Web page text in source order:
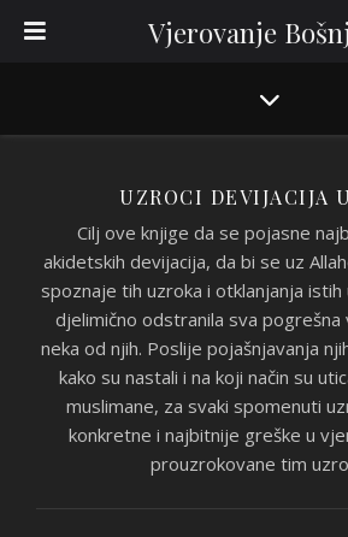
Vjerovanje
UZROCI DEVIJACIJA
Cilj ove knjige da se pojasne
akidetskih devijacija, da bi se uz
spoznaje tih uzroka i otklanjanja
djelimično odstranila sva pogrešna
neka od njih. Poslije pojašnjavanja
kako su nastali i na koji način su
muslimane, za svaki spomenuti
konkretne i najbitnije greške u
prouzrokovane tim